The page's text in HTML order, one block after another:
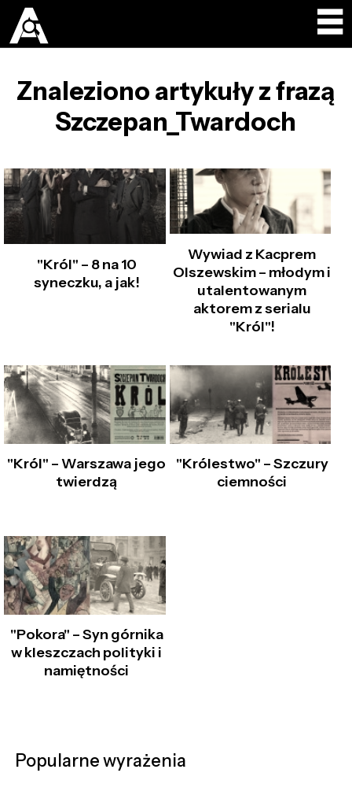
Znaleziono artykuły z frazą
Szczepan_Twardoch
"Król" – 8 na 10
syneczku, a jak!
Wywiad z Kacprem
Olszewskim – młodym i
utalentowanym
aktorem z serialu
"Król"!
"Król" – Warszawa jego
twierdzą
"Królestwo" – Szczury
ciemności
"Pokora" – Syn górnika
w kleszczach polityki i
namiętności
Popularne wyrażenia